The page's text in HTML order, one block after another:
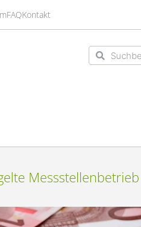
FAQKontakt
SucheSuche
Messstellenbetrieb